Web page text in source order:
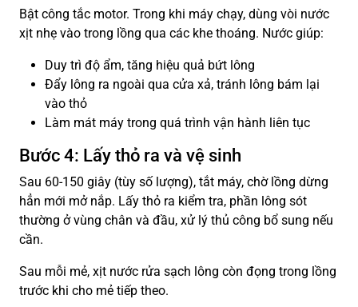
Bật công tắc motor. Trong khi máy chạy, dùng vòi nước
xịt nhẹ vào trong lồng qua các khe thoáng. Nước giúp:
Duy trì độ ẩm, tăng hiệu quả bứt lông
Đẩy lông ra ngoài qua cửa xả, tránh lông bám lại
vào thỏ
Làm mát máy trong quá trình vận hành liên tục
Bước 4: Lấy thỏ ra và vệ sinh
Sau 60-150 giây (tùy số lượng), tắt máy, chờ lồng dừng
hẳn mới mở nắp. Lấy thỏ ra kiểm tra, phần lông sót
thường ở vùng chân và đầu, xử lý thủ công bổ sung nếu
cần.
Sau mỗi mẻ, xịt nước rửa sạch lông còn đọng trong lồng
trước khi cho mẻ tiếp theo.